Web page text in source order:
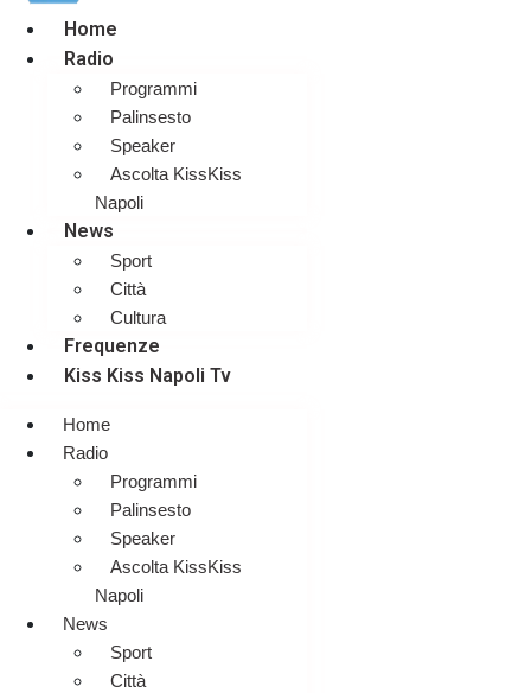
Home
Radio
Programmi
Palinsesto
Speaker
Ascolta KissKiss
Napoli
News
Sport
Città
Cultura
Frequenze
Kiss Kiss Napoli Tv
Home
Radio
Programmi
Palinsesto
Speaker
Ascolta KissKiss
Napoli
News
Sport
Città